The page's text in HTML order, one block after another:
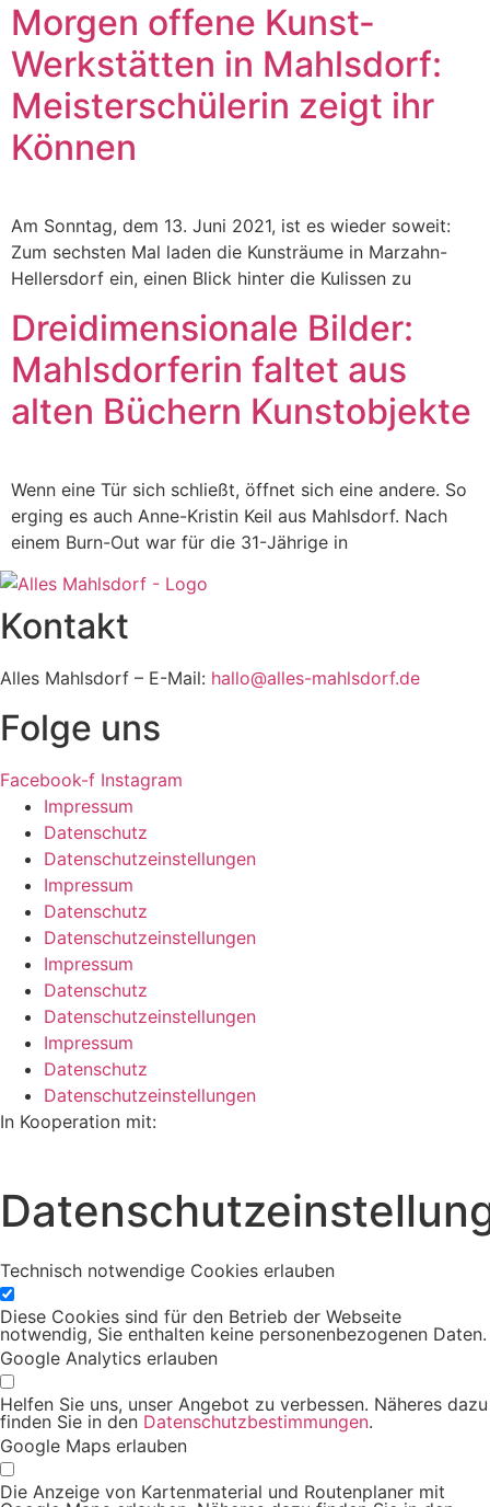
Morgen offene Kunst-
Werkstätten in Mahlsdorf:
Meisterschülerin zeigt ihr
Können
Am Sonntag, dem 13. Juni 2021, ist es wieder soweit:
Zum sechsten Mal laden die Kunsträume in Marzahn-
Hellersdorf ein, einen Blick hinter die Kulissen zu
Dreidimensionale Bilder:
Mahlsdorferin faltet aus
alten Büchern Kunstobjekte
Wenn eine Tür sich schließt, öffnet sich eine andere. So
erging es auch Anne-Kristin Keil aus Mahlsdorf. Nach
einem Burn-Out war für die 31-Jährige in
Kontakt
Alles Mahlsdorf – E-Mail: hallo@alles-mahlsdorf.de
Folge uns
Facebook-f Instagram
Impressum
Datenschutz
Datenschutzeinstellungen
Impressum
Datenschutz
Datenschutzeinstellungen
Impressum
Datenschutz
Datenschutzeinstellungen
Impressum
Datenschutz
Datenschutzeinstellungen
In Kooperation mit:
Technisch notwendige Cookies erlauben
Diese Cookies sind für den Betrieb der Webseite
notwendig, Sie enthalten keine personenbezogenen Daten.
Google Analytics erlauben
Helfen Sie uns, unser Angebot zu verbessen. Näheres dazu
finden Sie in den Datenschutzbestimmungen.
Google Maps erlauben
Die Anzeige von Kartenmaterial und Routenplaner mit